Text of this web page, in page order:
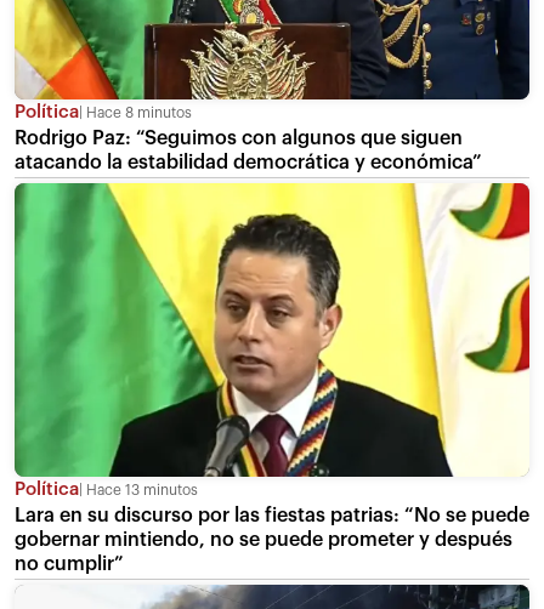
Política Hace 8 minutos
Rodrigo Paz: “Seguimos con algunos que siguen
atacando la estabilidad democrática y económica”
Política Hace 13 minutos
Lara en su discurso por las fiestas patrias: “No se puede
gobernar mintiendo, no se puede prometer y después
no cumplir”